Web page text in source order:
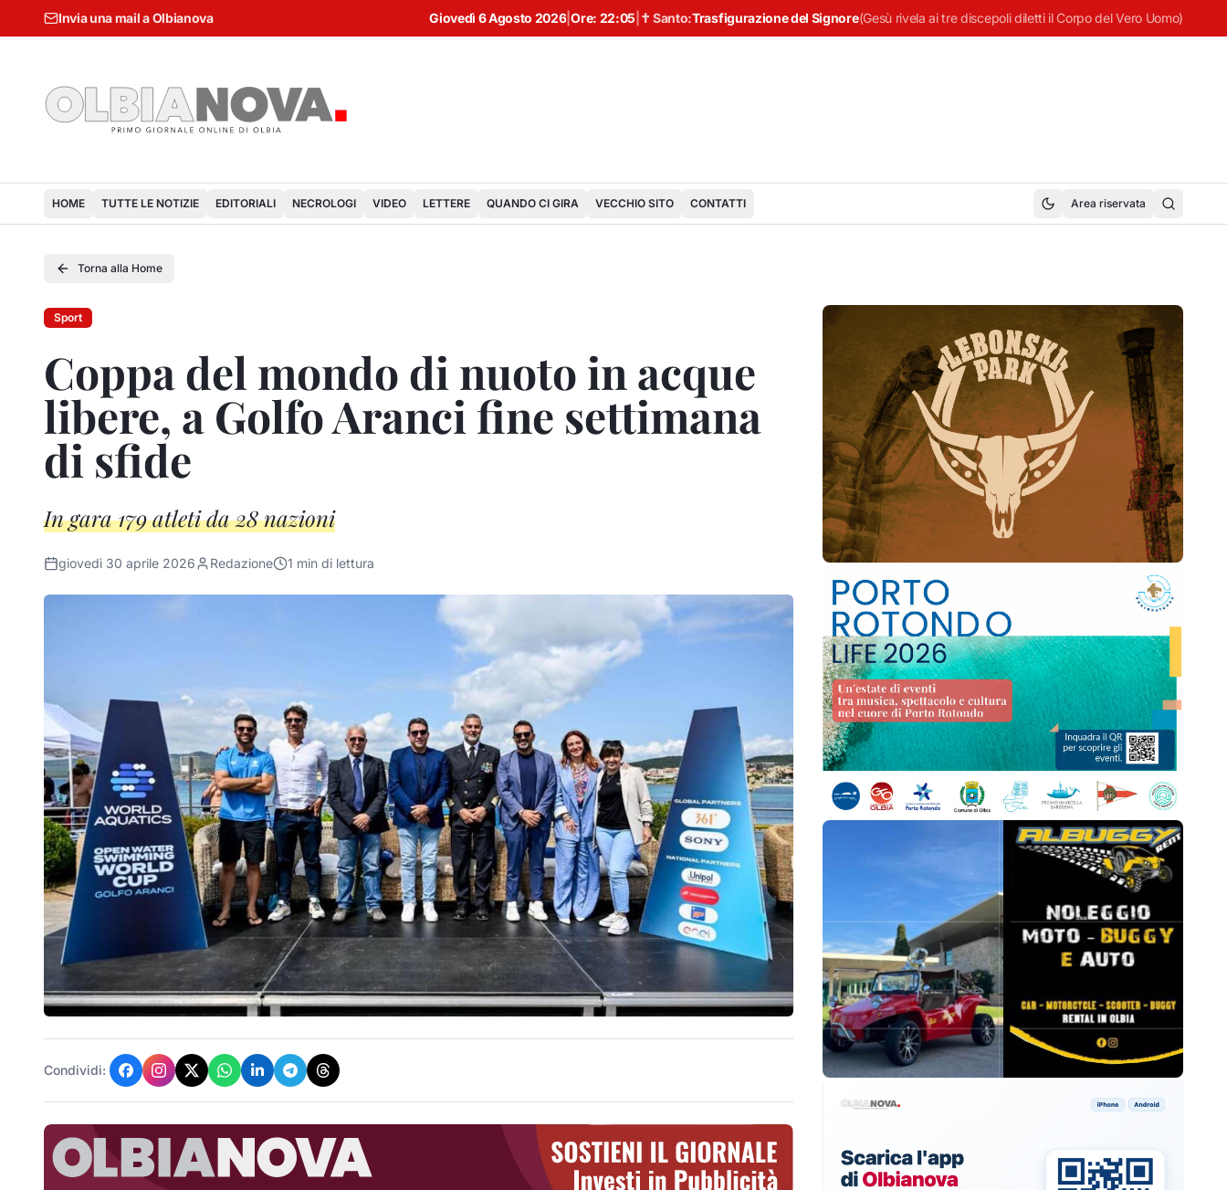
Invia una mail a Olbianova Giovedì 6 Agosto 2026 |Ore: 22:05 ✝ Santo:Trasfigurazione del Signore(Gesù rivela ai tre discepoli diletti il Corpo del Vero Uomo)
HOME TUTTE LE NOTIZIE EDITORIALI NECROLOGI VIDEO LETTERE QUANDO CI GIRA VECCHIO SITO CONTATTI Area riservata
Torna alla Home
Sport
Coppa del mondo di nuoto in acque
libere, a Golfo Aranci fine settimana
di sfide
In gara 179 atleti da 28 nazioni
giovedì 30 aprile 2026 Redazione 1 min di lettura
Condividi: